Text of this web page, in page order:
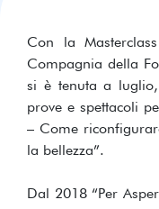
Con la
Compagnia della
si è tenuta a
prove e spettacoli
– Come
la bellezza”.
Dal 2018 “Per